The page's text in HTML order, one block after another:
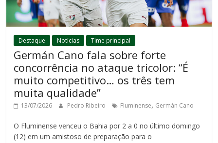
Destaque Notícias Time principal
Germán Cano fala sobre forte
concorrência no ataque tricolor: “É
muito competitivo… os três tem
muita qualidade”
13/07/2026 Pedro Ribeiro Fluminense, Germán Cano
O Fluminense venceu o Bahia por 2 a 0 no último domingo
(12) em um amistoso de preparação para o